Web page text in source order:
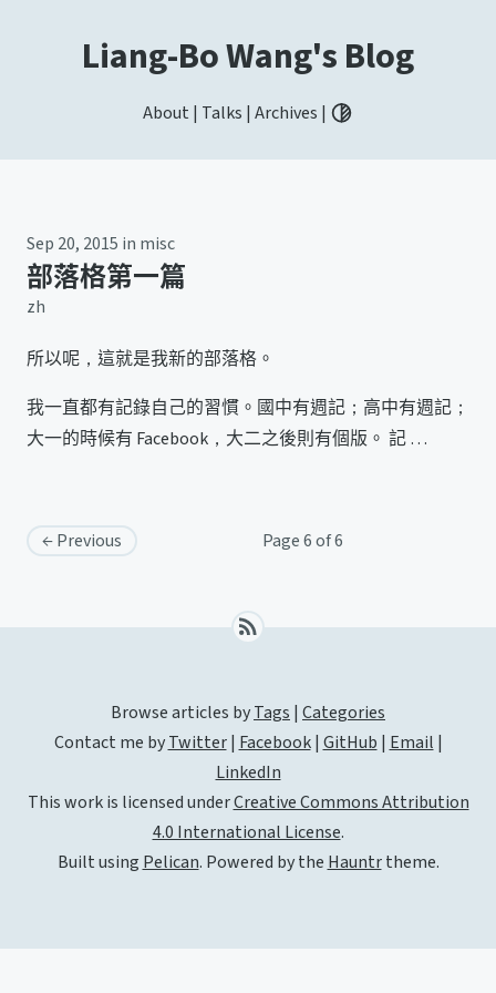
Liang-Bo Wang's Blog
About | Talks | Archives |
Sep 20, 2015 in misc
部落格第一篇
zh
所以呢，這就是我新的部落格。
我一直都有記錄自己的習慣。國中有週記；高中有週記；
大一的時候有 Facebook，大二之後則有個版。 記 …
← Previous Page 6 of 6
Browse articles byTags | Categories
Contact me byTwitter| Facebook| GitHub | Email |
LinkedIn
This work is licensed underCreative Commons Attribution
4.0 International License.
Built using Pelican. Powered by the Hauntrtheme.